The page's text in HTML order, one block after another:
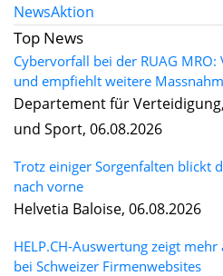
NewsAktion
Top News
Cybervorfall bei der RUAG MRO:
und empfiehlt weitere
Departement für
und Sport, 06.08.2026
Trotz einiger Sorgenfalten blickt
nach vorne
Helvetia Baloise, 06.08.2026
HELP.CH-Auswertung zeigt
bei Schweizer Firmenwebsites